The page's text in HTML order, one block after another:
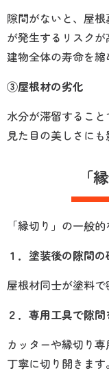
隙間がないと、屋
が発生するリスク
建物全体の寿命を縮
③屋根材の劣化
水分が滞留すること
見た目の美しさにも
「
「縁切り」の一般
１．塗装後の隙間
屋根材同士が塗料で
２．専用工具で隙
カッターや縁切り
丁寧に切り開きま